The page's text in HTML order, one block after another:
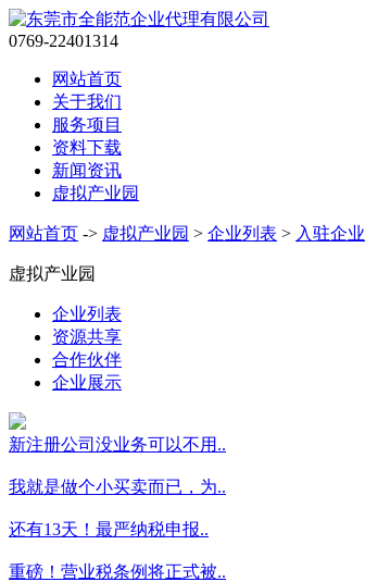
0769-22401314
网站首页
关于我们
服务项目
资料下载
新闻资讯
虚拟产业园
网站首页 -> 虚拟产业园 > 企业列表 > 入驻企业
虚拟产业园
企业列表
资源共享
合作伙伴
企业展示
新注册公司没业务可以不用..
我就是做个小买卖而已，为..
还有13天！最严纳税申报..
重磅！营业税条例将正式被..